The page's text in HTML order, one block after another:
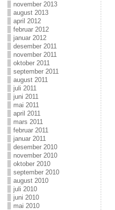
november 2013
august 2013
april 2012
februar 2012
januar 2012
desember 2011
november 2011
oktober 2011
september 2011
august 2011
juli 2011
juni 2011
mai 2011
april 2011
mars 2011
februar 2011
januar 2011
desember 2010
november 2010
oktober 2010
september 2010
august 2010
juli 2010
juni 2010
mai 2010